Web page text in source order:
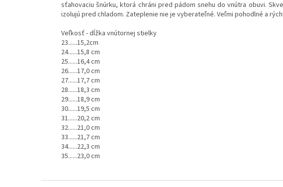
sťahovaciu šnúrku, ktorá chráni pred pádom snehu do vnútra obuvi.
izolujú pred chladom. Zateplenie nie je vyberateľné. Veľmi pohodlné a
Veľkosť - dĺžka vnútornej stielky
23......15,2cm
24......15,8 cm
25......16,4 cm
26......17,0 cm
27......17,7 cm
28......18,3 cm
29......18,9 cm
30......19,5 cm
31......20,2 cm
32......21,0 cm
33......21,7 cm
34......22,3 cm
35......23,0 cm